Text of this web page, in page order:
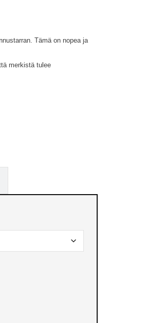
Tämä on nopea ja
merkistä tulee